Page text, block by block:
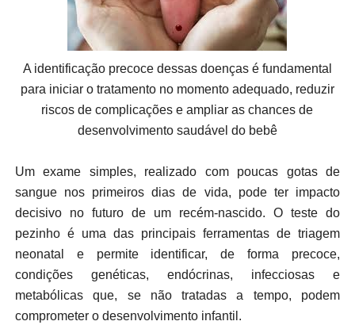
A identificação precoce dessas doenças é fundamental
para iniciar o tratamento no momento adequado, reduzir
riscos de complicações e ampliar as chances de
desenvolvimento saudável do bebê
Um exame simples, realizado com poucas gotas de
sangue nos primeiros dias de vida, pode ter impacto
decisivo no futuro de um recém-nascido. O teste do
pezinho é uma das principais ferramentas de triagem
neonatal e permite identificar, de forma precoce,
condições genéticas, endócrinas, infecciosas e
metabólicas que, se não tratadas a tempo, podem
comprometer o desenvolvimento infantil.